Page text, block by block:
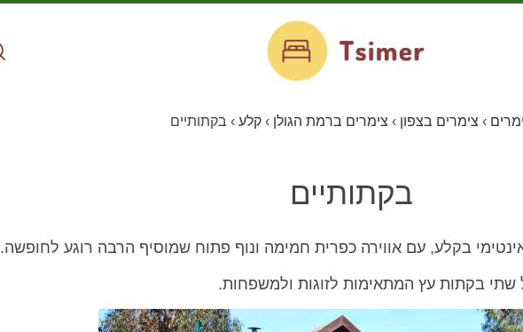
› צימרים בצפון › צימרים ברמת הגולן ›קלע › בקתותיים
בקתותיים
בקלע, עם אווירה כפרית חמימה ונוף פתוח שמוסיף הרבה רוגע לחופשה.
שתי בקתות עץ המתאימות לזוגות ולמשפחות.